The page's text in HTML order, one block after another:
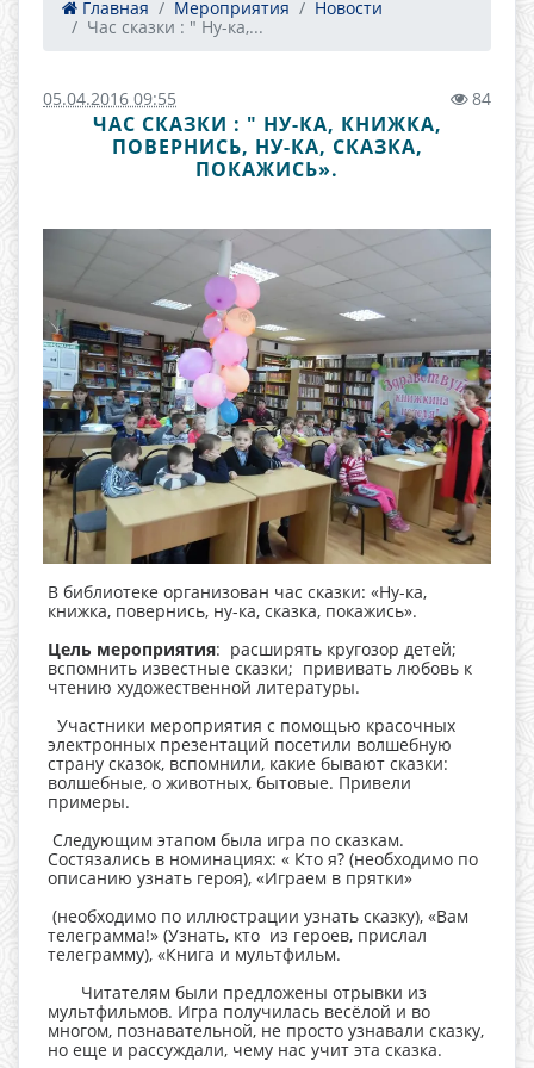
Главная Мероприятия
Новости
Час сказки : " Ну-ка,...
05.04.2016 09:55 84
ЧАС СКАЗКИ : " НУ-КА, КНИЖКА,
ПОВЕРНИСЬ, НУ-КА, СКАЗКА,
ПОКАЖИСЬ».
В библиотеке организован час сказки: «Ну-ка,
книжка, повернись, ну-ка, сказка, покажись».
Цель мероприятия: расширять кругозор детей;
вспомнить известные сказки; прививать любовь к
чтению художественной литературы.
Участники мероприятия с помощью красочных
электронных презентаций посетили волшебную
страну сказок, вспомнили, какие бывают сказки:
волшебные, о животных, бытовые. Привели
примеры.
Следующим этапом была игра по сказкам.
Состязались в номинациях: « Кто я? (необходимо по
описанию узнать героя), «Играем в прятки»
(необходимо по иллюстрации узнать сказку), «Вам
телеграмма!» (Узнать, кто из героев, прислал
телеграмму), «Книга и мультфильм.
Читателям были предложены отрывки из
мультфильмов. Игра получилась весёлой и во
многом, познавательной, не просто узнавали сказку,
но еще и рассуждали, чему нас учит эта сказка.